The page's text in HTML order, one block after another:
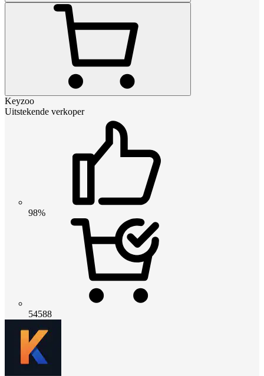
Keyzoo
Uitstekende verkoper
98%
54588